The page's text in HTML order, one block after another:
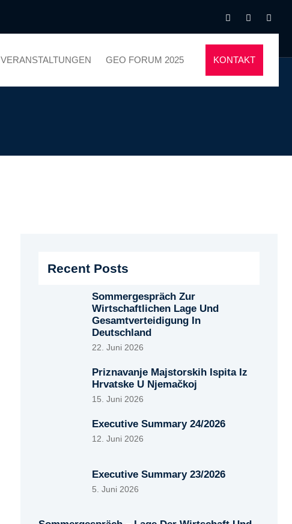
VERANSTALTUNGEN GEO FORUM 2025 KONTAKT
Recent Posts
Sommergespräch Zur
Wirtschaftlichen Lage Und
Gesamtverteidigung In
Deutschland
22. Juni 2026
Priznavanje Majstorskih Ispita Iz
Hrvatske U Njemačkoj
15. Juni 2026
Executive Summary 24/2026
12. Juni 2026
Executive Summary 23/2026
5. Juni 2026